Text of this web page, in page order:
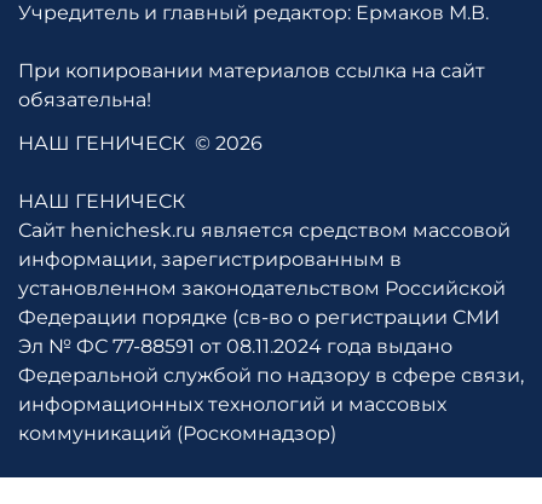
Учредитель и главный редактор: Ермаков М.В.
При копировании материалов ссылка на сайт
обязательна!
НАШ ГЕНИЧЕСК © 2026
НАШ ГЕНИЧЕСК
Сайт henichesk.ru является средством массовой
информации, зарегистрированным в
установленном законодательством Российской
Федерации порядке (св-во о регистрации СМИ
Эл № ФС 77-88591 от 08.11.2024 года выдано
Федеральной службой по надзору в сфере связи,
информационных технологий и массовых
коммуникаций (Роскомнадзор)